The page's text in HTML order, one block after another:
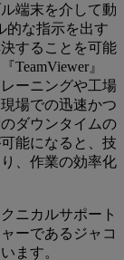
端末を介して動
的な指示を出す
することを可能
』
ーニングや工場
場での迅速かつ
ダウンタイムの
能になると、技
、作業の効率化
ニカルサポート
ーであるジャコ
ます。